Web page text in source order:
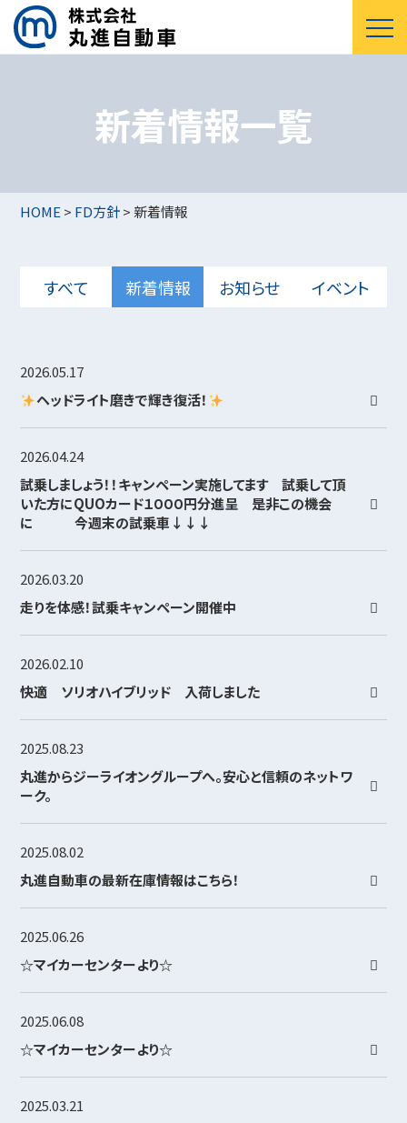
新着情報一覧
HOME> FD方針> 新着情報
すべて 新着情報 お知らせ イベント
2026.05.17
ヘッドライト磨きで輝き復活！
2026.04.24
試乗しましょう！！キャンペーン実施してます 試乗して頂
いた方にQUOカード１０００円分進呈 是非この機会
に 今週末の試乗車↓↓↓
2026.03.20
走りを体感！試乗キャンペーン開催中
2026.02.10
快適 ソリオハイブリッド 入荷しました
2025.08.23
丸進からジーライオングループへ。安心と信頼のネットワ
ーク。
2025.08.02
丸進自動車の最新在庫情報はこちら！
2025.06.26
☆マイカーセンターより☆
2025.06.08
☆マイカーセンターより☆
2025.03.21